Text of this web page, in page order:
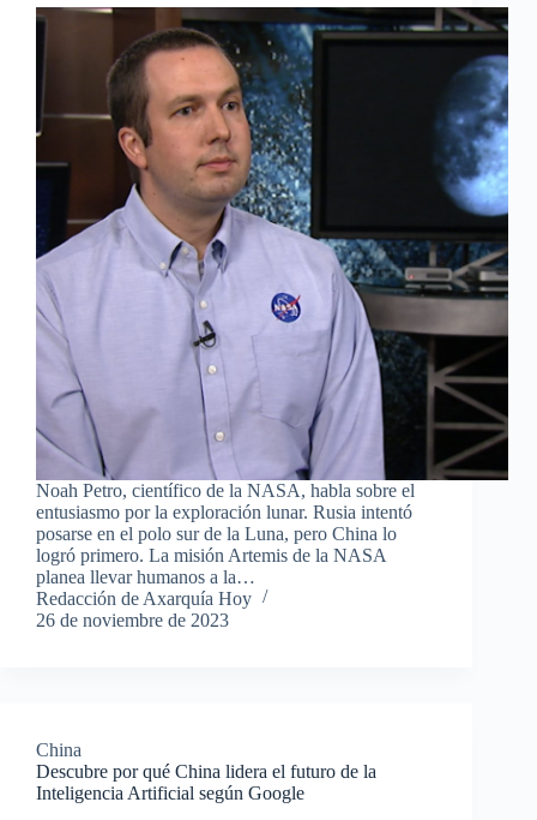
Noah Petro, científico de la NASA, habla sobre el
entusiasmo por la exploración lunar. Rusia intentó
posarse en el polo sur de la Luna, pero China lo
logró primero. La misión Artemis de la NASA
planea llevar humanos a la…
Redacción de Axarquía Hoy
26 de noviembre de 2023
China
Descubre por qué China lidera el futuro de la
Inteligencia Artificial según Google